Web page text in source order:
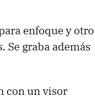
enfoque y otro
graba además
con un visor